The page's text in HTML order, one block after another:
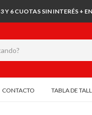
3 Y 6 CUOTAS SIN INTERÉS +
CONTACTO TABLA DE